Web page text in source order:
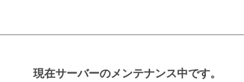
現在サーバーのメンテナンス中です。